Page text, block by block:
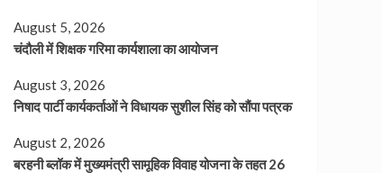
August 5, 2026
चंदौली में शिक्षक गरिमा कार्यशाला का आयोजन
August 3, 2026
निषाद पार्टी कार्यकर्ताओं ने विधायक सुशील सिंह को सौंपा पत्रक
August 2, 2026
बरहनी ब्लॉक में मुख्यमंत्री सामूहिक विवाह योजना के तहत 26